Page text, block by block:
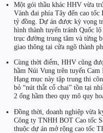
Một gói thầu khác HHV vừa
Vành đai phía Tây đến cao
tỷ đồng. Dự án được kỳ vọng
hình thành tuyến tránh Quốc
trục đường trung tâm và từng
giao thông tại cửa ngõ thành
Cùng thời điểm, HHV cũng
hầm Núi Vung trên tuyến
Hạng mục này tập trung thi
bỏ “nút thắt cổ chai” tồn tại
2 ống hầm theo quy mô quy
Đồng thời, doanh nghiệp vừa
Công ty TNHH BOT Cao tốc
thuộc dự án mở rộng cao tốc